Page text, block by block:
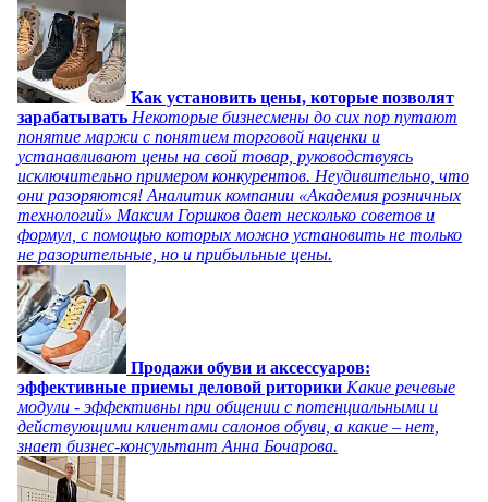
Как установить цены, которые позволят
зарабатывать Некоторые бизнесмены до сих пор путают
понятие маржи с понятием торговой наценки и
устанавливают цены на свой товар, руководствуясь
исключительно примером конкурентов. Неудивительно, что
они разоряются! Аналитик компании «Академия розничных
технологий» Максим Горшков дает несколько советов и
формул, с помощью которых можно установить не только
не разорительные, но и прибыльные цены.
Продажи обуви и аксессуаров:
эффективные приемы деловой риторики Какие речевые
модули - эффективны при общении с потенциальными и
действующими клиентами салонов обуви, а какие – нет,
знает бизнес-консультант Анна Бочарова.